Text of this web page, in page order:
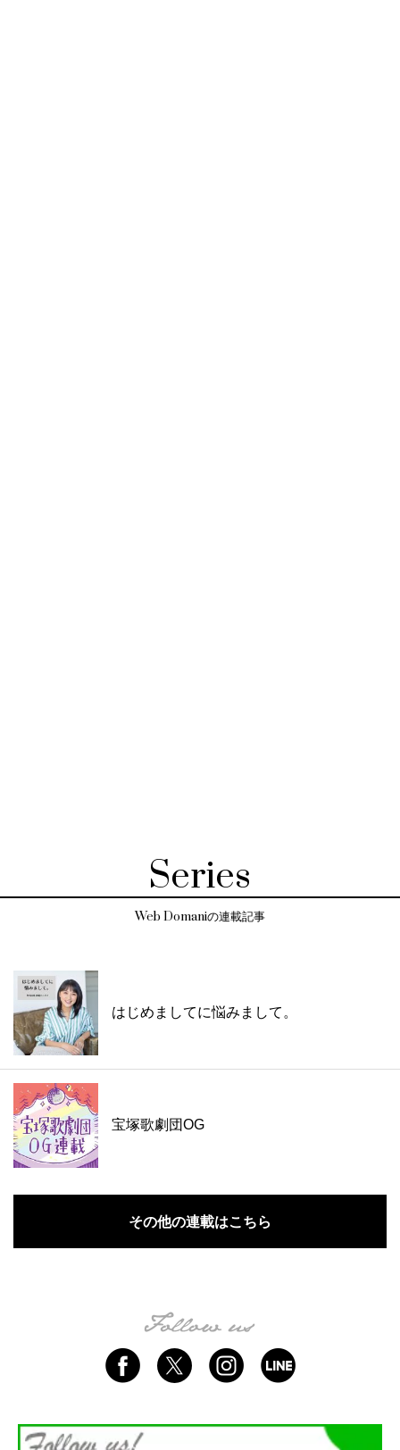
Series
Web Domaniの連載記事
はじめましてに悩みまして。
宝塚歌劇団OG
その他の連載はこちら